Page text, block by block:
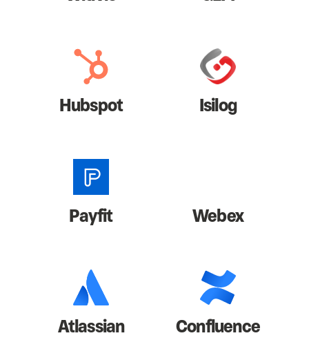
Hubspot Isilog
Payfit Webex
Atlassian Confluence